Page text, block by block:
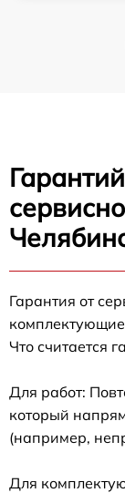
Гарантия от
Что считается
Для работ:
который
(например,
Для